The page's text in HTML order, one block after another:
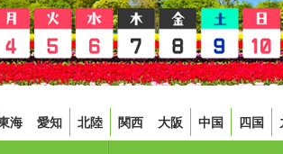
海 愛知 北陸 関西 大阪 中国 四国